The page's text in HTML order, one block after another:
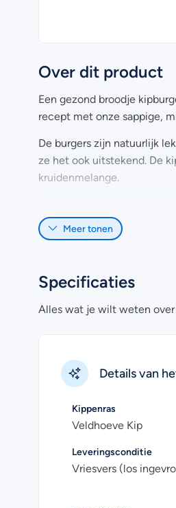
Over dit product
Een gezond broodje
recept met onze sappige,
De burgers zijn natuurlijk
ze het ook uitstekend. De
kruidenmelange.
deze kipburgers, gebruiken
Meer tonen
Specificaties
Alles wat je wilt weten over
Details van
Kippenras
Veldhoeve Kip
Leveringsconditie
Vriesvers (los